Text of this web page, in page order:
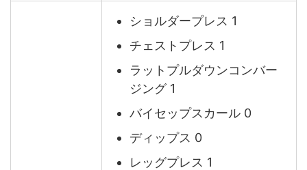
ショルダープレス 1
チェストプレス 1
ラットプルダウンコンバー
ジング 1
バイセップスカール 0
ディップス 0
レッグプレス 1